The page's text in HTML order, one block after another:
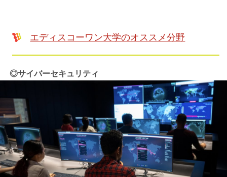
エディスコーワン大学のオススメ分野
◎サイバーセキュリティ